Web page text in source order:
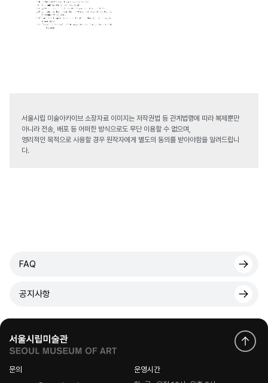
서울시립 미술아카이브 소장자료 이미지는 저작권법 등 관계법령에 따라 복제뿐만
아니라 전송, 배포 등 어떠한 방식으로도 무단 이용할 수 없으며,
영리적인 목적으로 사용할 경우 원작자에게 별도의 동의를 받아야함을 알려드립니
다.
FAQ
공지사항
문의
운영시간